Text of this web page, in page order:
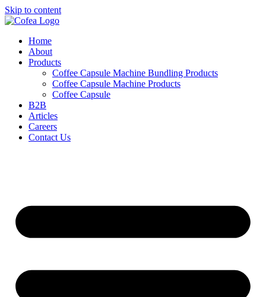
Skip to content
Home
About
Products
Coffee Capsule Machine Bundling Products
Coffee Capsule Machine Products
Coffee Capsule
B2B
Articles
Careers
Contact Us